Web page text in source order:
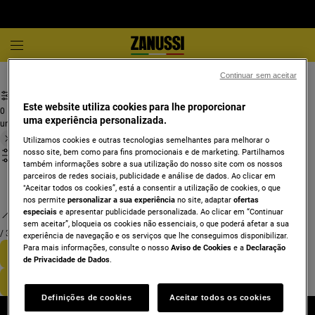
0
undefined
/ 3
Este website utiliza cookies para lhe proporcionar
uma experiência personalizada.
Utilizamos cookies e outras tecnologias semelhantes para melhorar o
nosso site, bem como para fins promocionais e de marketing. Partilhamos
também informações sobre a sua utilização do nosso site com os nossos
parceiros de redes sociais, publicidade e análise de dados. Ao clicar em
"Aceitar todos os cookies”, está a consentir a utilização de cookies, o que
nos permitepersonalizar a sua experiênciano site, adaptarofertas
especiaise apresentar publicidade personalizada. Ao clicar em “Continuar
sem aceitar”, bloqueia os cookies não essenciais, o que poderá afetar a sua
experiência de navegação e os serviços que lhe conseguimos disponibilizar.
Para mais informações, consulte o nossoAviso de Cookies e aDeclaração
de Privacidade de Dados.
Definições de cookies Aceitar todos os cookies
Continuar sem aceitar